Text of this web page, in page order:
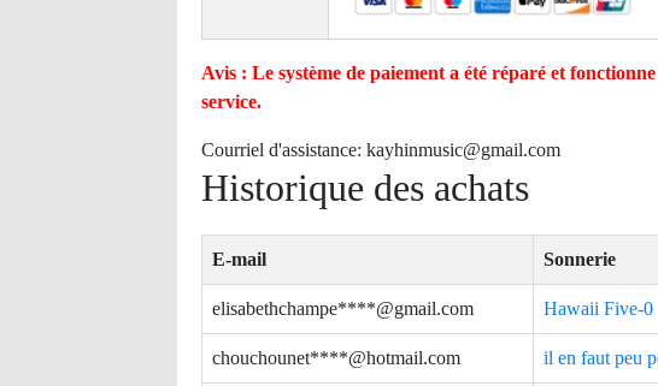
Avis : Le système de paiement a été réparé et
service.
Courriel d'assistance: kayhinmusic@gmail.com
Historique des achats
E-mail Sonnerie
elisabethchampe****@gmail.com Hawaii Five-0
chouchounet****@hotmail.com il en faut peu